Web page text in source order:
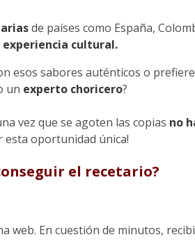
de países como España,
experiencia cultural.
esos sabores auténticos o
un experto choricero?
vez que se agoten las copias no
esta oportunidad única!
el recetario?
web. En cuestión de minutos,